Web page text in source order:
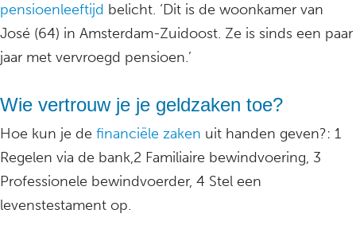
pensioenleeftijd belicht. ‘Dit is de woonkamer van
José (64) in Amsterdam-Zuidoost. Ze is sinds een paar
jaar met vervroegd pensioen.’
Wie vertrouw je je geldzaken toe?
Hoe kun je de financiële zaken uit handen geven?: 1
Regelen via de bank,2 Familiaire bewindvoering, 3
Professionele bewindvoerder, 4 Stel een
levenstestament op.